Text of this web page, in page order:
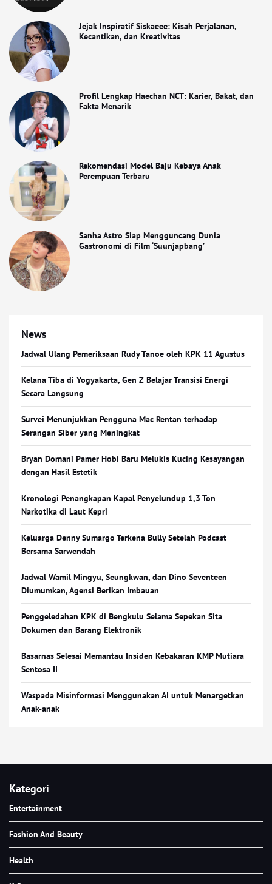
Jejak Inspiratif Siskaeee: Kisah Perjalanan,
Kecantikan, dan Kreativitas
Profil Lengkap Haechan NCT: Karier, Bakat, dan
Fakta Menarik
Rekomendasi Model Baju Kebaya Anak
Perempuan Terbaru
Sanha Astro Siap Mengguncang Dunia
Gastronomi di Film ‘Suunjapbang’
News
Jadwal Ulang Pemeriksaan Rudy Tanoe oleh KPK 11 Agustus
Kelana Tiba di Yogyakarta, Gen Z Belajar Transisi Energi
Secara Langsung
Survei Menunjukkan Pengguna Mac Rentan terhadap
Serangan Siber yang Meningkat
Bryan Domani Pamer Hobi Baru Melukis Kucing Kesayangan
dengan Hasil Estetik
Kronologi Penangkapan Kapal Penyelundup 1,3 Ton
Narkotika di Laut Kepri
Keluarga Denny Sumargo Terkena Bully Setelah Podcast
Bersama Sarwendah
Jadwal Wamil Mingyu, Seungkwan, dan Dino Seventeen
Diumumkan, Agensi Berikan Imbauan
Penggeledahan KPK di Bengkulu Selama Sepekan Sita
Dokumen dan Barang Elektronik
Basarnas Selesai Memantau Insiden Kebakaran KMP Mutiara
Sentosa II
Waspada Misinformasi Menggunakan AI untuk Menargetkan
Anak-anak
Kategori
Entertainment
Fashion And Beauty
Health